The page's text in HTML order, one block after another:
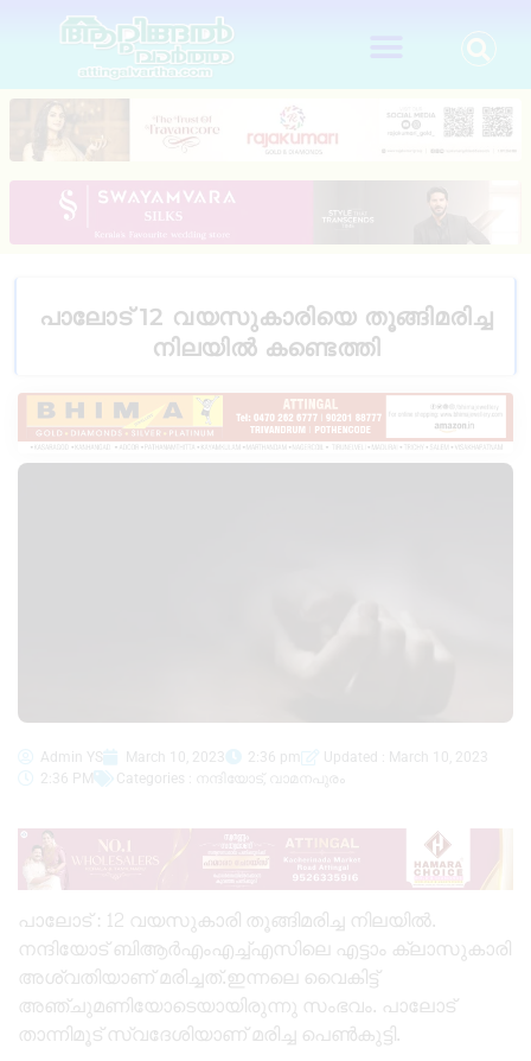
പാലോട് 12 വയസുകാരിയെ തൂങ്ങിമരിച്ച
നിലയില്‍ കണ്ടെത്തി
Admin YS March 10, 2023 2:36 pm
Updated : March 10, 2023
2:36 PM
Categories : നന്ദിയോട് വാമനപുരം
പാലോട് : 12 വയസുകാരി തൂങ്ങിമരിച്ച നിലയില്‍.
നന്ദിയോട് ബിആര്‍എംഎച്ച്എസിലെ എട്ടാം ക്ലാസുകാരി
അശ്വതിയാണ് മരിച്ചത്.ഇന്നലെ വൈകിട്ട്
അഞ്ചുമണിയോടെയായിരുന്നു സംഭവം. പാലോട്
താന്നിമൂട് സ്വദേശിയാണ് മരിച്ച പെണ്‍കുട്ടി.